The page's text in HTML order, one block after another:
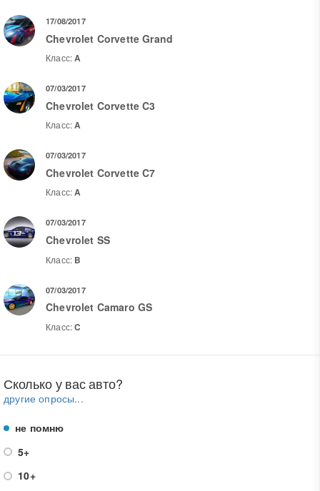
17/08/2017
Chevrolet Corvette Grand
Класс:A
07/03/2017
Chevrolet Corvette C3
Класс:A
07/03/2017
Chevrolet Corvette C7
Класс:A
07/03/2017
Chevrolet SS
Класс: B
07/03/2017
Chevrolet Camaro GS
Класс:C
Сколько у вас авто?
другие опросы...
не помню
5+
10+